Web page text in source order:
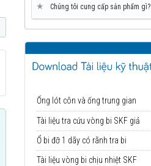
★ Chúng tôi cung cấp sản phẩm gì?
Ống lót côn và ống trung gian
Tài liệu tra cứu vòng bi SKF giả
Ổ bi đỡ 1 dãy có rãnh tra bi
Tài liệu vòng bi chịu nhiệt SKF